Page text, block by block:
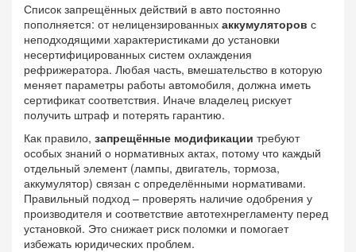
Список запрещённых действий в авто постоянно
пополняется: от нелицензированных аккумуляторов с
неподходящими характеристиками до установки
несертифицированных систем охлаждения
рефрижератора. Любая часть, вмешательство в которую
меняет параметры работы автомобиля, должна иметь
сертификат соответствия. Иначе владелец рискует
получить штраф и потерять гарантию.
Как правило, запрещённые модификации требуют
особых знаний о нормативных актах, потому что каждый
отдельный элемент (лампы, двигатель, тормоза,
аккумулятор) связан с определёнными нормативами.
Правильный подход – проверять наличие одобрения у
производителя и соответствие автотехнрегламенту перед
установкой. Это снижает риск поломки и помогает
избежать юридических проблем.